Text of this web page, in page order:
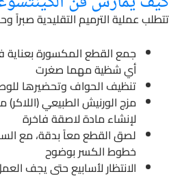
تتطلب عملية الترميم التقليدية صبراً
جمع القطع المكسورة بعناية
أي شظية مهما صغرت
تنظيف الحواف وتحضيرها
مزج الورنيش الطبيعي
لإنشاء مادة لاصقة فاخرة
لصق القطع معاً بدقة، مع
خطوط الكسر بوضوح
الانتظار لأسابيع حتى يجف